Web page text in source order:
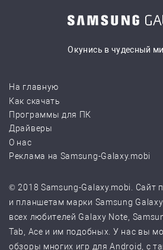
Окунись в чудесный
На главную
Как скачать
Программы для ПК
Драйверы
О нас
Реклама на Samsung-Galaxy.mobi
© 2018 Samsung-Galaxy.mobi. Сайт
и планшетам марки Samsung
всех любителей Galaxy Note,
Tab, Ace и им подобных. У нас вы
обзоры многих игр для Android, с